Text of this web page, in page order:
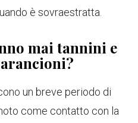
è sovraestratta.
mai tannini e
un breve periodo di
come contatto con la